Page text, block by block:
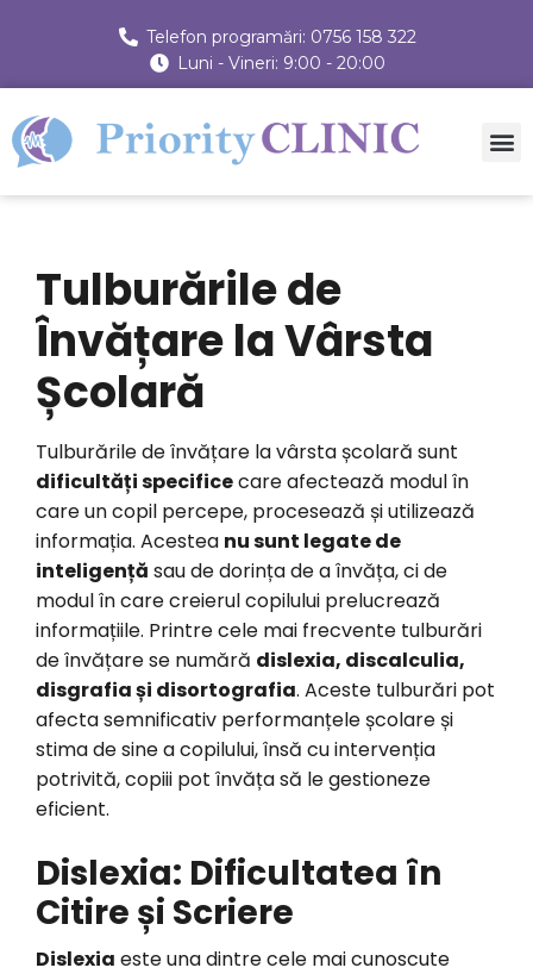
Telefon programări: 0756 158 322
Luni - Vineri: 9:00 - 20:00
Tulburările de
Învățare la Vârsta
Școlară
Tulburările de învățare la vârsta școlară sunt
dificultăți specificecare afectează modul în
care un copil percepe, procesează și utilizează
informația. Acestea nu sunt legate de
inteligență sau de dorința de a învăța, ci de
modul în care creierul copilului prelucrează
informațiile. Printre cele mai frecvente tulburări
de învățare se numără dislexia, discalculia,
disgrafia și disortografia. Aceste tulburări pot
afecta semnificativ performanțele școlare și
stima de sine a copilului, însă cu intervenția
potrivită, copiii pot învăța să le gestioneze
eficient.
Dislexia: Dificultatea în
Citire și Scriere
Dislexia este una dintre cele mai cunoscute